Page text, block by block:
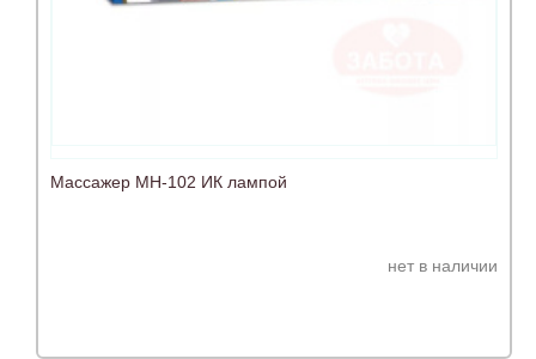
Массажер МН-102 ИК лампой
нет в наличии